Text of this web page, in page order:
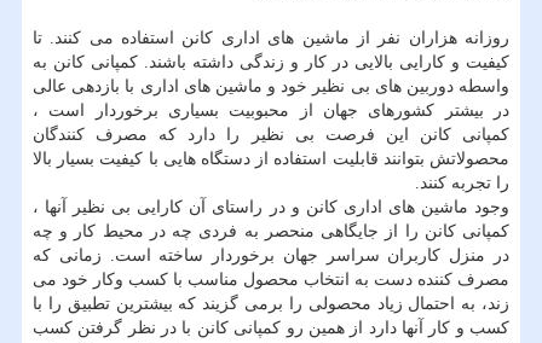
روزانه هزاران نفر از ماشین های اداری کانن استفاده می کنند. تا
کیفیت و کارایی بالایی در کار و زندگی داشته باشند. کمپانی کانن به
واسطه دوربین های بی نظیر خود و ماشین های اداری با بازدهی عالی
در بیشتر کشورهای جهان از محبوبیت بسیاری برخوردار است ،
کمپانی کانن این فرصت بی نظیر را دارد که مصرف کنندگان
محصولاتش بتوانند قابلیت استفاده از دستگاه هایی با کیفیت بسیار بالا
را تجربه کنند.
وجود ماشین های اداری کانن و در راستای آن کارایی بی نظیر آنها ،
کمپانی کانن را از جایگاهی منحصر به فردی چه در محیط کار و چه
در منزل کاربران سراسر جهان برخوردار ساخته است. زمانی که
مصرف کننده دست به انتخاب محصول مناسب با کسب وکار خود می
زند، به احتمال زیاد محصولی را برمی گزیند که بیشترین تطبیق را با
کسب و کار آنها دارد از همین رو کمپانی کانن با در نظر گرفتن کسب